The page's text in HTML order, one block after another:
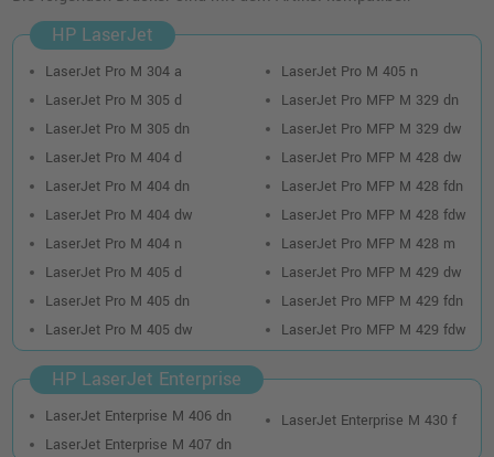
HP LaserJet
LaserJet Pro M 304 a
LaserJet Pro M 305 d
LaserJet Pro M 305 dn
LaserJet Pro M 404 d
LaserJet Pro M 404 dn
LaserJet Pro M 404 dw
LaserJet Pro M 404 n
LaserJet Pro M 405 d
LaserJet Pro M 405 dn
LaserJet Pro M 405 dw
LaserJet Pro M 405 n
LaserJet Pro MFP M 329 dn
LaserJet Pro MFP M 329 dw
LaserJet Pro MFP M 428 dw
LaserJet Pro MFP M 428 fdn
LaserJet Pro MFP M 428 fdw
LaserJet Pro MFP M 428 m
LaserJet Pro MFP M 429 dw
LaserJet Pro MFP M 429 fdn
LaserJet Pro MFP M 429 fdw
HP LaserJet Enterprise
LaserJet Enterprise M 406 dn
LaserJet Enterprise M 407 dn
LaserJet Enterprise M 430 f